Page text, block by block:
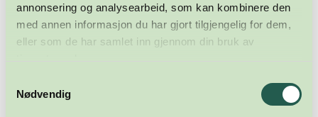
annonsering og analysearbeid, som kan kombinere den
med annen informasjon du har gjort tilgjengelig for dem,
eller som de har samlet inn gjennom din bruk av
tjenestene deres.
Nødvendig